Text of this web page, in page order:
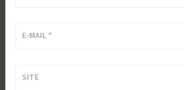
E-MAIL *
SITE